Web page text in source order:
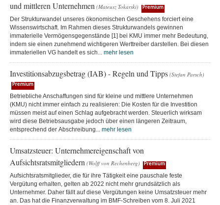
und mittleren Unternehmen (Mateusz Tokarski) Premium
Der Strukturwandel unseres ökonomischen Geschehens forciert eine
Wissenswirtschaft. Im Rahmen dieses Strukturwandels gewinnen
immaterielle Vermögensgegenstände [1] bei KMU immer mehr Bedeutung,
indem sie einen zunehmend wichtigeren Werttreiber darstellen. Bei diesen
immateriellen VG handelt es sich... mehr lesen
Investitionsabzugsbetrag (IAB) - Regeln und Tipps (Stefan Parsch)
Premium
Betriebliche Anschaffungen sind für kleine und mittlere Unternehmen
(KMU) nicht immer einfach zu realisieren: Die Kosten für die Investition
müssen meist auf einen Schlag aufgebracht werden. Steuerlich wirksam
wird diese Betriebsausgabe jedoch über einen längeren Zeitraum,
entsprechend der Abschreibung... mehr lesen
Umsatzsteuer: Unternehmereigenschaft von
Aufsichtsratsmitgliedern (Wolff von Rechenberg) Premium
Aufsichtsratsmitglieder, die für ihre Tätigkeit eine pauschale feste
Vergütung erhalten, gelten ab 2022 nicht mehr grundsätzlich als
Unternehmer. Daher fällt auf diese Vergütungen keine Umsatzsteuer mehr
an. Das hat die Finanzverwaltung im BMF-Schreiben vom 8. Juli 2021